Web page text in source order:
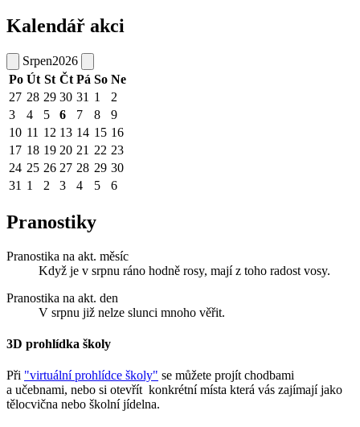
Kalendář akci
Srpen2026
Po Út St Čt Pá So Ne
27 28 29 30 31 1
2
3
4 5 6 7 8
9
10 11 12 13 14 15 16
17 18 19 20 21 22 23
24 25 26 27 28 29 30
31 1 2 3 4 5 6
Pranostiky
Pranostika na akt. měsíc
Když je v srpnu ráno hodně rosy, mají z toho radost vosy.
Pranostika na akt. den
V srpnu již nelze slunci mnoho věřit.
3D prohlídka školy
Při "virtuální prohlídce školy" se můžete projít chodbami
a učebnami, nebo si otevřít konkrétní místa která vás zajímají jako
tělocvična nebo školní jídelna.